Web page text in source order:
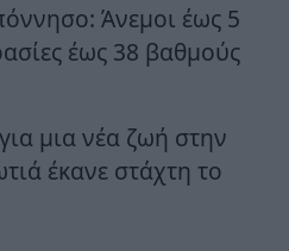
Άνεμοι έως 5
έως 38 βαθμούς
μια νέα ζωή στην
έκανε στάχτη το